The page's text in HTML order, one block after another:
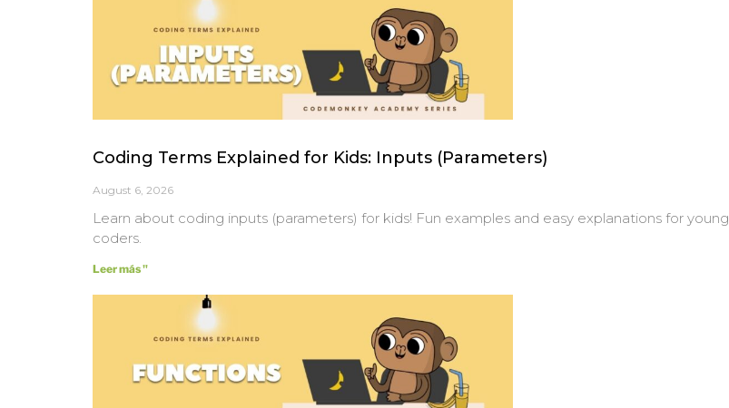
Coding Terms Explained for Kids: Inputs (Parameters)
August 6, 2026
Learn about coding inputs (parameters) for kids! Fun examples and easy explanations for young
coders.
Leer más "